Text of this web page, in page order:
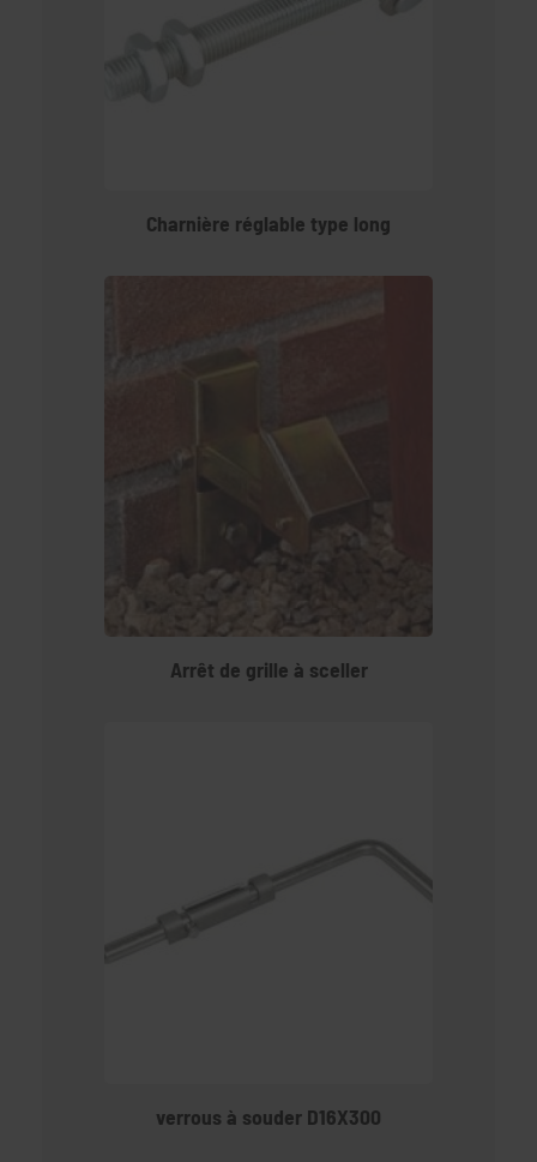
Charnière réglable type long
Arrêt de grille à sceller
verrous à souder D16X300